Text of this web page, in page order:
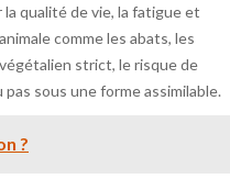
qualité de vie, la fatigue et
comme les abats, les
strict, le risque de
sous une forme assimilable.
?